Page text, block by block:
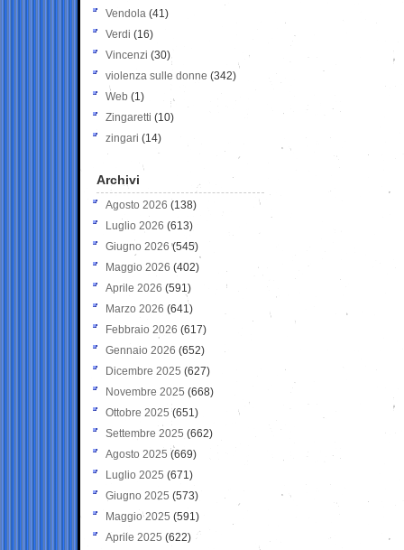
Vendola (41)
Verdi (16)
Vincenzi (30)
violenza sulle donne (342)
Web (1)
Zingaretti (10)
zingari (14)
Archivi
Agosto 2026 (138)
Luglio 2026 (613)
Giugno 2026 (545)
Maggio 2026 (402)
Aprile 2026 (591)
Marzo 2026 (641)
Febbraio 2026 (617)
Gennaio 2026 (652)
Dicembre 2025 (627)
Novembre 2025 (668)
Ottobre 2025 (651)
Settembre 2025 (662)
Agosto 2025 (669)
Luglio 2025 (671)
Giugno 2025 (573)
Maggio 2025 (591)
Aprile 2025 (622)